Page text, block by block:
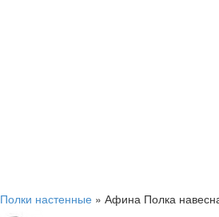
Полки настенные » Афина Полка